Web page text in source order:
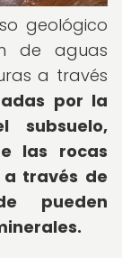
geológico
de aguas
a través
por la
subsuelo,
las rocas
través de
pueden